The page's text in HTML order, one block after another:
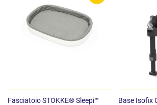
Fasciatoio STOKKE® Sleepi™ Base Isofix